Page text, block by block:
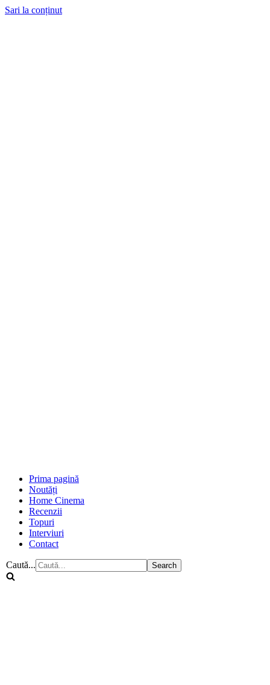
Sari la conținut
Prima pagină
Noutăți
Home Cinema
Recenzii
Topuri
Interviuri
Contact
Caută...